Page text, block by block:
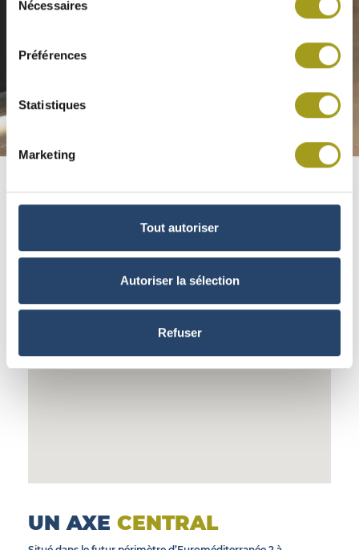
Nécessaires
Préférences
Statistiques
Marketing
Tout autoriser
Autoriser la sélection
Refuser
UN AXE CENTRAL